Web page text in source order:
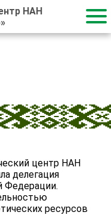
НАН
центр НАН
делегация
Федерации.
ресурсов